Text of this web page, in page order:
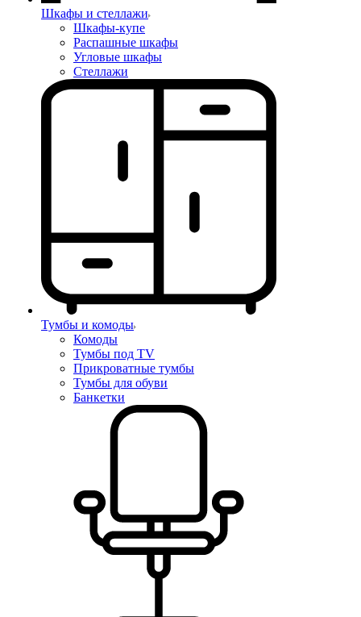
Шкафы и стеллажи
Шкафы-купе
Распашные шкафы
Угловые шкафы
Стеллажи
Тумбы и комоды
Комоды
Тумбы под TV
Прикроватные тумбы
Тумбы для обуви
Банкетки